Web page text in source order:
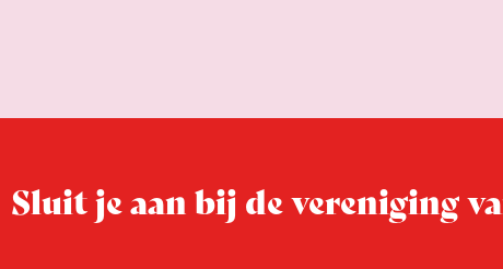
Sluit je aan bij de vereniging